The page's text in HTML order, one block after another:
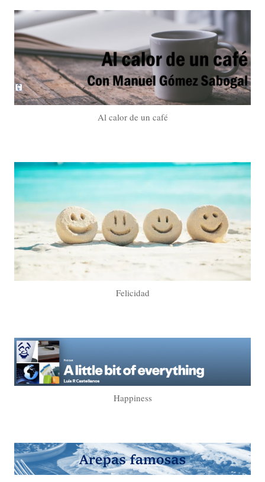
Al calor de un café
Felicidad
Happiness